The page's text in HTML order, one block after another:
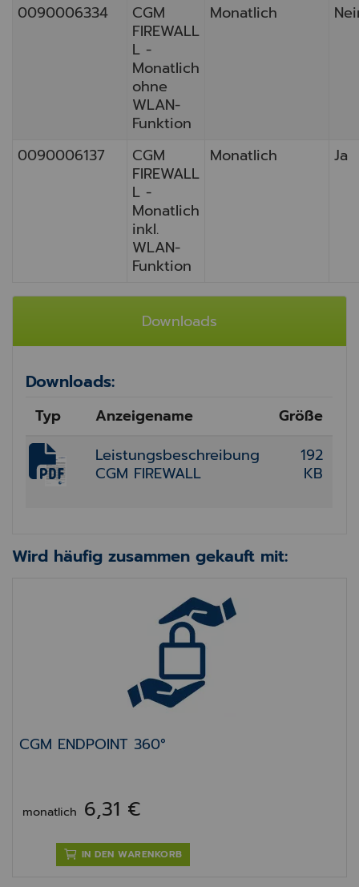
0090006334
CGM
FIREWALL
L -
Monatlich
ohne
WLAN-
Funktion
Monatlich
0090006137
CGM
FIREWALL
L -
Monatlich
inkl.
WLAN-
Funktion
Monatlich Ja
Downloads
Downloads:
Typ Anzeigename
Größe
Leistungsbeschreibung
CGM FIREWALL
192
KB
Wird häufig zusammen gekauft mit:
CGM ENDPOINT 360°
monatlich 6,31 €
IN DEN WARENKORB